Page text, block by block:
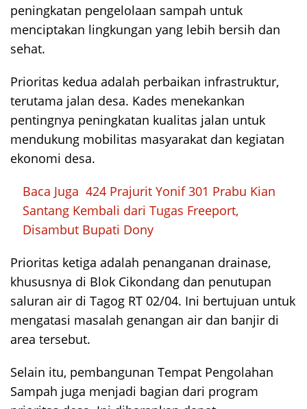
peningkatan pengelolaan sampah untuk
menciptakan lingkungan yang lebih bersih dan
sehat.
Prioritas kedua adalah perbaikan infrastruktur,
terutama jalan desa. Kades menekankan
pentingnya peningkatan kualitas jalan untuk
mendukung mobilitas masyarakat dan kegiatan
ekonomi desa.
Baca Juga 424 Prajurit Yonif 301 Prabu Kian
Santang Kembali dari Tugas Freeport,
Disambut Bupati Dony
Prioritas ketiga adalah penanganan drainase,
khususnya di Blok Cikondang dan penutupan
saluran air di Tagog RT 02/04. Ini bertujuan untuk
mengatasi masalah genangan air dan banjir di
area tersebut.
Selain itu, pembangunan Tempat Pengolahan
Sampah juga menjadi bagian dari program